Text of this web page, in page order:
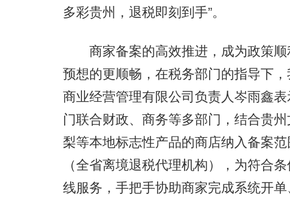
多彩贵州，退税即刻到手”。
商家备案的高效推进，成为政策顺
预想的更顺畅，在税务部门的指导下
商业经营管理有限公司负责人岑雨鑫
门联合财政、商务等多部门，结合贵
梨等本地标志性产品的商店纳入备案
（全省离境退税代理机构），为符合
线服务，手把手协助商家完成系统开